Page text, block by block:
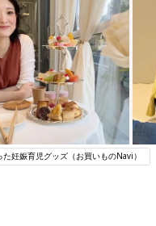
た妊娠育児グッズ（お買いものNavi）